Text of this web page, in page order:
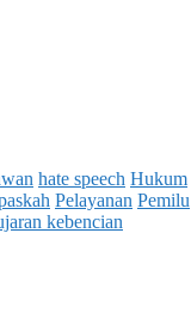
hate speech Hukum
Pelayanan Pemilu
kebencian